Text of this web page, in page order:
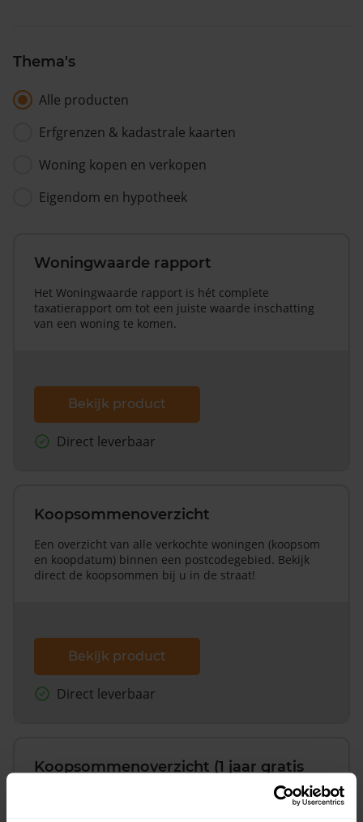
Thema's
Alle producten
Erfgrenzen & kadastrale kaarten
Woning kopen en verkopen
Eigendom en hypotheek
Woningwaarde rapport
Het Woningwaarde rapport is hét complete
taxatierapport om tot een juiste waarde inschatting
van een woning te komen.
Bekijk product
Direct leverbaar
Koopsommenoverzicht
Een overzicht van alle verkochte woningen (koopsom
en koopdatum) binnen een postcodegebied. Bekijk
direct de koopsommen bij u in de straat!
Bekijk product
Direct leverbaar
Koopsommenoverzicht (1 jaar gratis